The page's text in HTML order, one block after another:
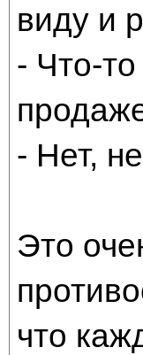
виду и
- Что-
- Нет,
Это
что